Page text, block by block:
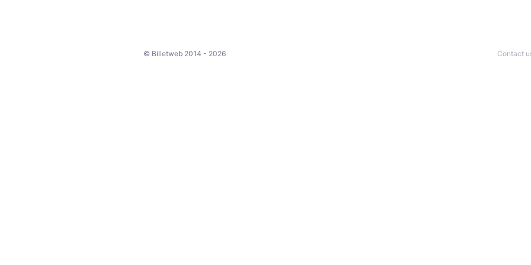
© Billetweb 2014 - 2026 Contact